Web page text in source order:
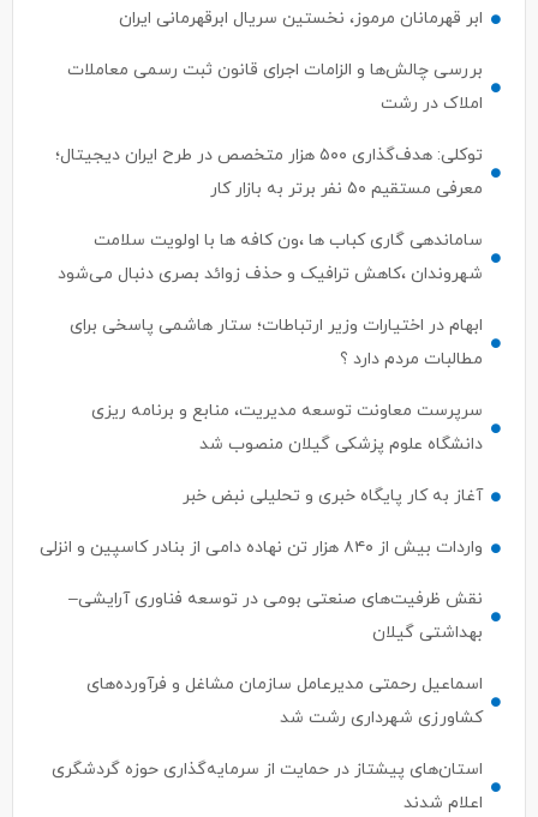
ابر قهرمانان مرموز، نخستین سریال ابرقهرمانی ایران
بررسی چالش‌ها و الزامات اجرای قانون ثبت رسمی معاملات
املاک در رشت
توکلی: هدف‌گذاری ۵۰۰ هزار متخصص در طرح ایران دیجیتال؛
معرفی مستقیم ۵۰ نفر برتر به بازار کار
ساماندهی گاری کباب ها ،ون کافه ها با اولویت سلامت
شهروندان ،کاهش ترافیک و حذف زوائد بصری دنبال می‌شود
ابهام در اختیارات وزیر ارتباطات؛ ستار هاشمی پاسخی برای
مطالبات مردم دارد ؟
سرپرست معاونت توسعه مدیریت، منابع و برنامه ریزی
دانشگاه علوم پزشکی گیلان منصوب شد
آغاز به کار پایگاه خبری و تحلیلی نبض خبر
واردات بیش از ۸۴۰ هزار تن نهاده دامی از بنادر كاسپین و انزلی
نقش ظرفیت‌های صنعتی بومی در توسعه فناوری آرایشی–
بهداشتی گیلان
اسماعیل رحمتی مدیرعامل سازمان مشاغل و فرآورده‌های
کشاورزی شهرداری رشت شد
استان‌های پیشتاز در حمایت از سرمایه‌گذاری حوزه گردشگری
اعلام شدند